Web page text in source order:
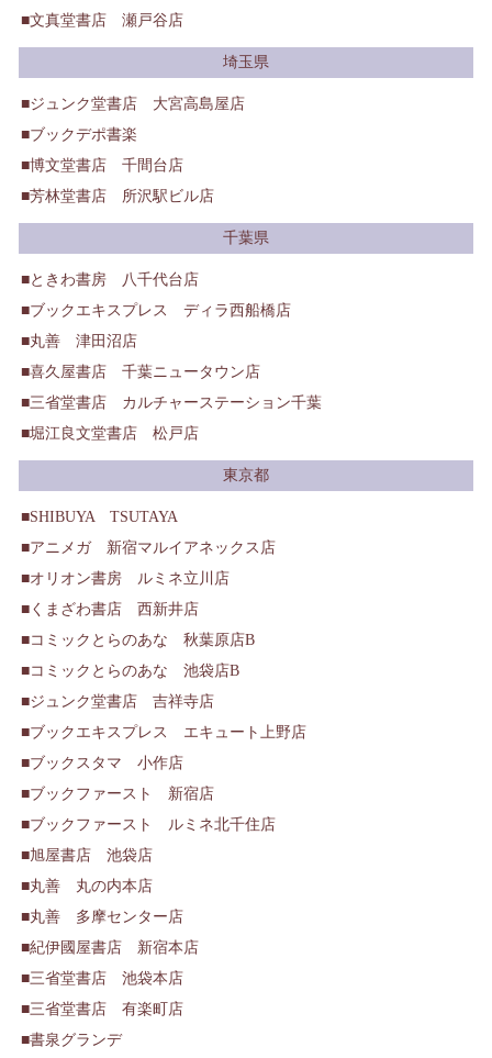
文真堂書店 瀬戸谷店
埼玉県
ジュンク堂書店 大宮高島屋店
ブックデポ書楽
博文堂書店 千間台店
芳林堂書店 所沢駅ビル店
千葉県
ときわ書房 八千代台店
ブックエキスプレス ディラ西船橋店
丸善 津田沼店
喜久屋書店 千葉ニュータウン店
三省堂書店 カルチャーステーション千葉
堀江良文堂書店 松戸店
東京都
SHIBUYA TSUTAYA
アニメガ 新宿マルイアネックス店
オリオン書房 ルミネ立川店
くまざわ書店 西新井店
コミックとらのあな 秋葉原店B
コミックとらのあな 池袋店B
ジュンク堂書店 吉祥寺店
ブックエキスプレス エキュート上野店
ブックスタマ 小作店
ブックファースト 新宿店
ブックファースト ルミネ北千住店
旭屋書店 池袋店
丸善 丸の内本店
丸善 多摩センター店
紀伊國屋書店 新宿本店
三省堂書店 池袋本店
三省堂書店 有楽町店
書泉グランデ